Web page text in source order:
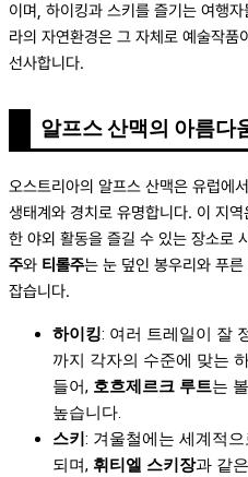
이며, 하이킹과 스키를 즐기는 여행
라의 자연환경은 그 자체로 예술작
선사합니다.
알프스 산맥의 아름다
오스트리아의 알프스 산맥은 유럽에
생태계와 경치로 유명합니다. 이 지
한 야외 활동을 즐길 수 있는 장소로
주와 티롤주는 눈 덮인 봉우리와 푸
잡습니다.
하이킹: 여러 트레일이 잘
까지 각자의 수준에 맞는
들어, 호흐제르크 루트는
높습니다.
스키 : 겨울철에는 세계적
되며, 휘티엘 스키장과 같